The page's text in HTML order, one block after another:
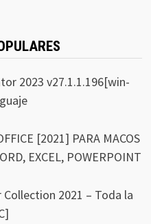
2023 v27.1.1.196[win-
[2021] PARA MACOS
EXCEL, POWERPOINT
2021 – Toda la